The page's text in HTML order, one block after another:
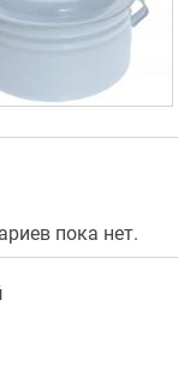
пока нет.